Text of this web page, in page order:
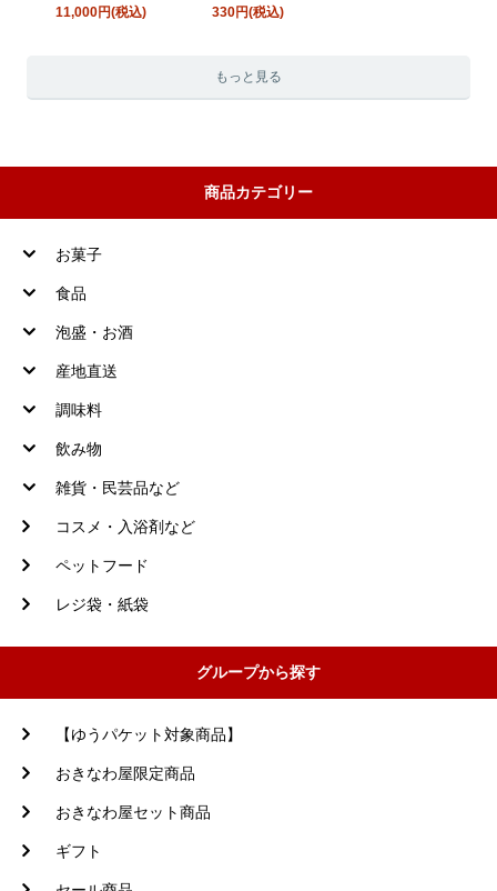
11,000円(税込) 330円(税込)
もっと見る
商品カテゴリー
お菓子
食品
泡盛・お酒
産地直送
調味料
飲み物
雑貨・民芸品など
コスメ・入浴剤など
ペットフード
レジ袋・紙袋
グループから探す
【ゆうパケット対象商品】
おきなわ屋限定商品
おきなわ屋セット商品
ギフト